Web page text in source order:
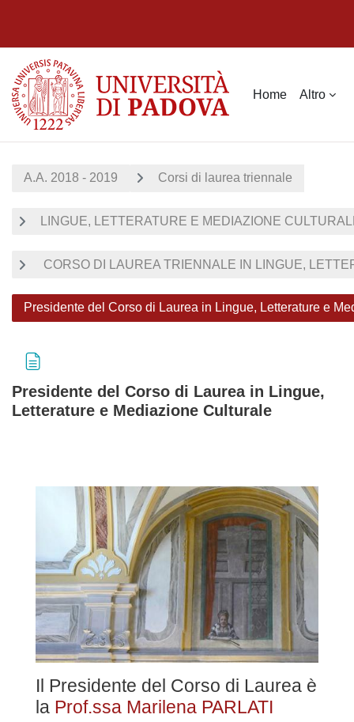
Home Altro
A.A. 2018 - 2019 Corsi di laurea triennale
LINGUE, LETTERATURE E MEDIAZIONE
CORSO DI LAUREA TRIENNALE IN LINGUE,
Presidente del Corso di Laurea in Lingue, Letterature e
Presidente del Corso di Laurea in Lingue,
Letterature e Mediazione Culturale
Il Presidente del Corso di Laurea è
la Prof.ssa Marilena PARLATI